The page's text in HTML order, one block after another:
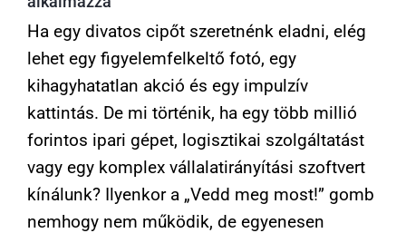
Ha egy divatos cipőt szeretnénk eladni, elég
lehet egy figyelemfelkeltő fotó, egy
kihagyhatatlan akció és egy impulzív
kattintás. De mi történik, ha egy több millió
forintos ipari gépet, logisztikai szolgáltatást
vagy egy komplex vállalatirányítási szoftvert
kínálunk? Ilyenkor a „Vedd meg most!” gomb
nemhogy nem működik, de egyenesen